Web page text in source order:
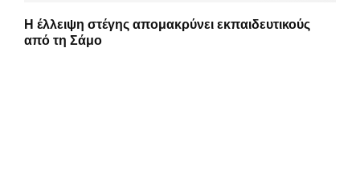
Η έλλειψη στέγης απομακρύνει εκπαιδευτικούς
από τη Σάμο